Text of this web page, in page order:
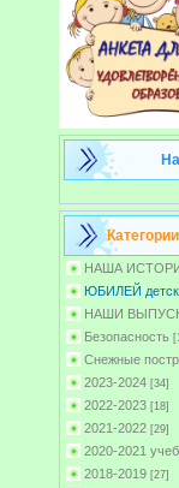
НАША
ЮБИЛЕЙ
НАШИ
Безопасность
Снежные
2023-2024 [34]
2022-2023 [18]
2021-2022 [29]
2020-2021
2018-2019 [27]